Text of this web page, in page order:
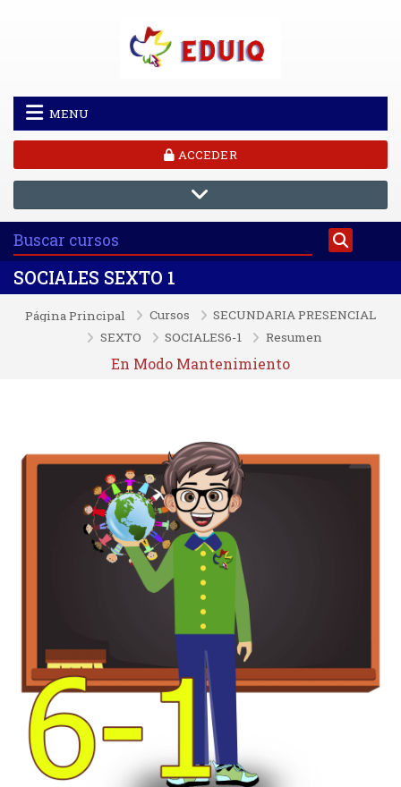
MENU
ACCEDER
SOCIALES SEXTO 1
Página Principal Cursos
SECUNDARIA PRESENCIAL
SEXTO
SOCIALES6-1 Resumen
En Modo Mantenimiento